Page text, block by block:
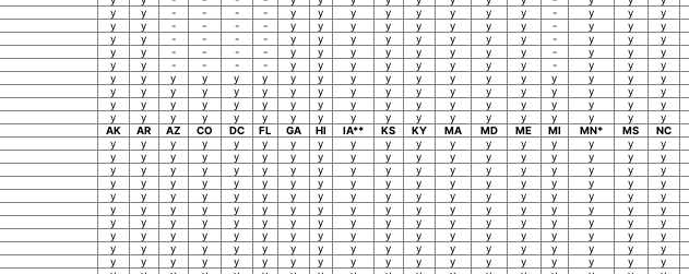
y y - - - - y y y y y y y y - y y y
y y - - - - y y y y y y y y - y y y
y y - - - - y y y y y y y y - y y y
y y - - - - y y y y y y y y - y y y
y y - - - - y y y y y y y y - y y y
y y y y y y y y y y y y y y y y y y
y y y y y y y y y y y y y y y y y y
y y y y y y y y y y y y y y y y y y
y y y y y y y y y y y y y y y y y y
AK AR AZ CO DC FL GA HI IA** KS KY MA MD ME MI MN* MS NC
y y y y y y y y y y y y y y y y y y
y y y y y y y y y y y y y y y y y y
y y y y y y y y y y y y y y y y y y
y y y y y y y y y y y y y y y y y y
y y y y y y y y y y y y y y y y y y
y y y y y y y y y y y y y y y y y y
y y y y y y y y y y y y y y y y y y
y y y y y y y y y y y y y y y y y y
y y y y y y y y y y y y y y y y y y
y y y y y y y y y y y y y y y y y y